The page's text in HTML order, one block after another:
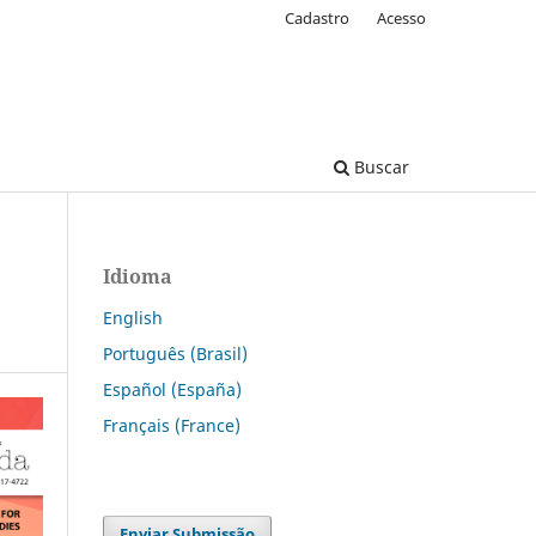
Buscar
Cadastro Acesso
Idioma
English
Português (Brasil)
Español (España)
Français (France)